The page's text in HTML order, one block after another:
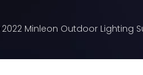
2022 Minleon Outdoor Lighting